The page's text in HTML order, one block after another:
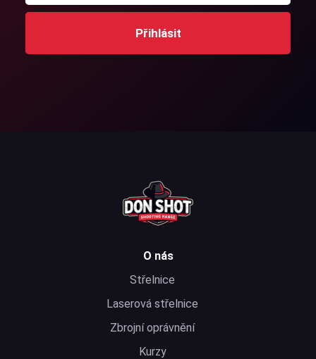
Přihlásit
O nás
Střelnice
Laserová střelnice
Zbrojní oprávnění
Kurzy